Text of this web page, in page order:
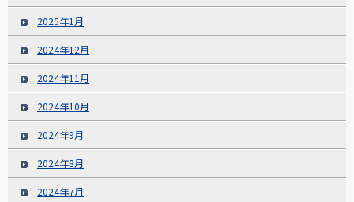
2025年1月
2024年12月
2024年11月
2024年10月
2024年9月
2024年8月
2024年7月